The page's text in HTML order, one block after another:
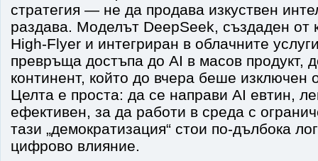
стратегия — не да продава изкуствен
раздава. Моделът DeepSeek, създаден от
High-Flyer и интегриран в облачните
превръща достъпа до AI в масов продукт,
континент, който до вчера беше изключен
Целта е проста: да се направи AI евтин,
ефективен, за да работи в среда с
тази „демократизация“ стои по-дълбока
цифрово влияние.